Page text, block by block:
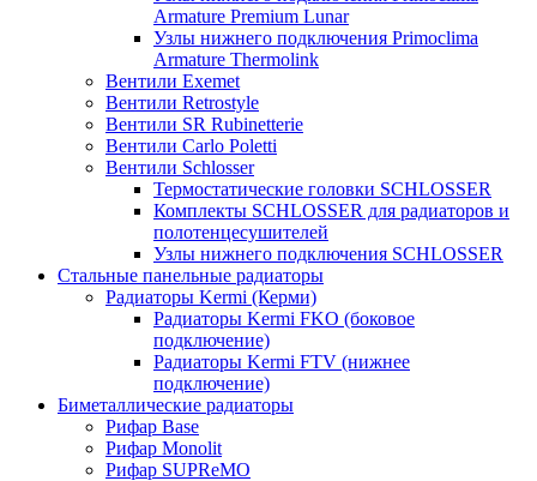
Armature Premium Lunar
Узлы нижнего подключения Primoclima
Armature Thermolink
Вентили Exemet
Вентили Retrostyle
Вентили SR Rubinetterie
Вентили Carlo Poletti
Вентили Schlosser
Термостатические головки SCHLOSSER
Комплекты SCHLOSSER для радиаторов и
полотенцесушителей
Узлы нижнего подключения SCHLOSSER
Стальные панельные радиаторы
Радиаторы Kermi (Керми)
Радиаторы Kermi FKO (боковое
подключение)
Радиаторы Kermi FTV (нижнее
подключение)
Биметаллические радиаторы
Рифар Base
Рифар Monolit
Рифар SUPReMO